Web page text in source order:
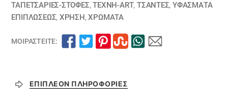
ΤΑΠΕΤΣΑΡΙΕΣ-ΣΤΟΦΕΣ,ΤΈΧΝΗ-ART, ΤΣΆΝΤΕΣ,ΥΦΆΣΜΑΤΑ
ΕΠΙΠΛΏΣΕΩΣ, ΧΡΗΣΗ ,ΧΡΏΜΑΤΑ
ΜΟΙΡΑΣΤΕΊΤΕ:
ΕΠΙΠΛΈΟΝ ΠΛΗΡΟΦΟΡΊΕΣ